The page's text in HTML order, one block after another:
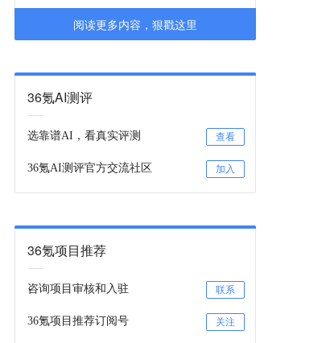
阅读更多内容，狠戳这里
36氪AI测评
选靠谱AI，看真实评测 查看
36氪AI测评官方交流社区 加入
36氪项目推荐
咨询项目审核和入驻 联系
36氪项目推荐订阅号 关注